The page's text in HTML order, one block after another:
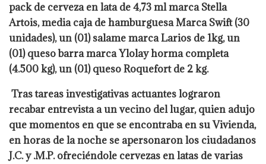
pack de cerveza en lata de 4,73 ml marca Stella
Artois, media caja de hamburguesa Marca Swift (30
unidades), un (01) salame marca Larios de 1kg, un
(01) queso barra marca Ylolay horma completa
(4.500 kg), un (01) queso Roquefort de 2 kg.
Tras tareas investigativas actuantes lograron
recabar entrevista a un vecino del lugar, quien adujo
que momentos en que se encontraba en su Vivienda,
en horas de la noche se apersonaron los ciudadanos
J.C. y .M.P. ofreciéndole cervezas en latas de varias